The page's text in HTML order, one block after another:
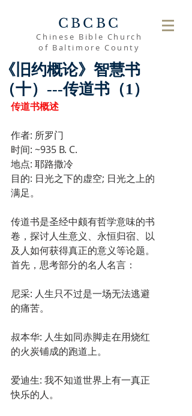
CBCBC
Chinese Bible Church
of Baltimore County
《旧约概论》智慧书
（十）---传道书（1）
传道书概述
作者: 所罗门
时间: ~935 B. C.
地点: 耶路撒冷
目的: 日光之下的虚空; 日光之上的
满足。
传道书是圣经中颇有哲学意味的书
卷，探讨人生意义、永恒归宿、以
及人如何获得真正的意义等论题。
首先，思考部分的名人名言：
尼采: 人生只不过是一场无法逃避
的痛苦。
叔本华: 人生如同赤脚走在用烧红
的火炭铺成的跑道上。
爱迪生: 我不知道世界上有一真正
快乐的人。